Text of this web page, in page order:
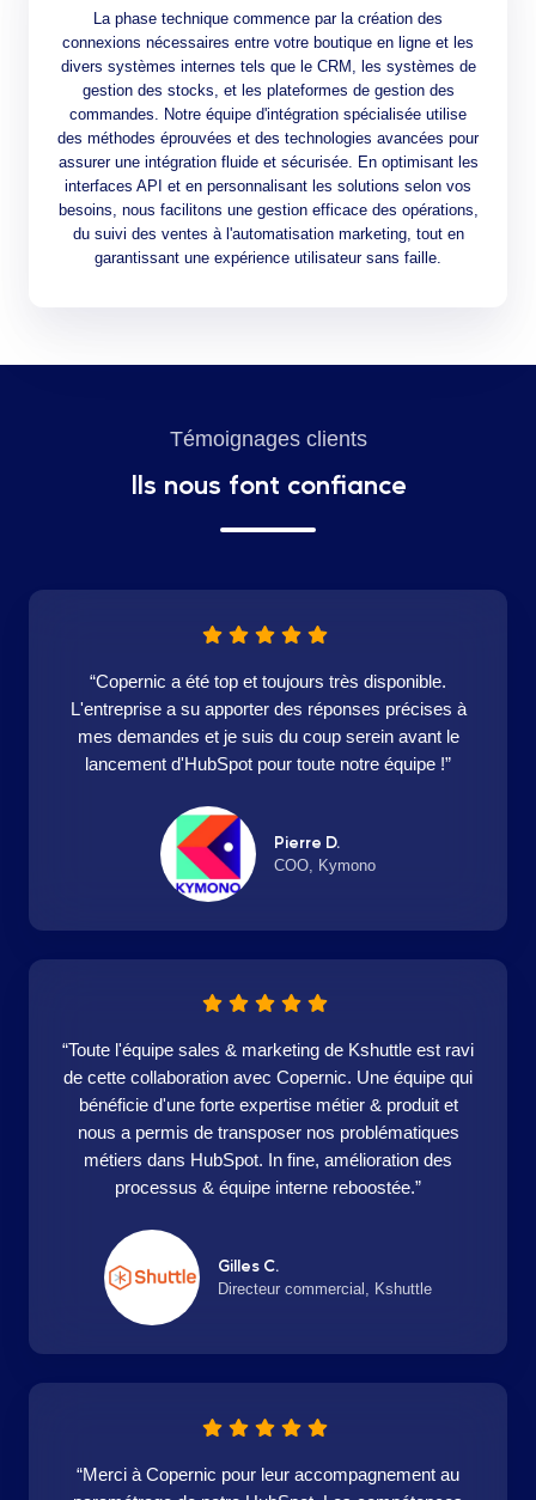
La phase technique commence par la création des
connexions nécessaires entre votre boutique en ligne et les
divers systèmes internes tels que le CRM, les systèmes de
gestion des stocks, et les plateformes de gestion des
commandes. Notre équipe d'intégration spécialisée utilise
des méthodes éprouvées et des technologies avancées pour
assurer une intégration fluide et sécurisée. En optimisant les
interfaces API et en personnalisant les solutions selon vos
besoins, nous facilitons une gestion efficace des opérations,
du suivi des ventes à l'automatisation marketing, tout en
garantissant une expérience utilisateur sans faille.
Témoignages clients
Ils nous font confiance
“Copernic a été top et toujours très disponible.
L'entreprise a su apporter des réponses précises à
mes demandes et je suis du coup serein avant le
lancement d'HubSpot pour toute notre équipe !”
Pierre D.
COO, Kymono
“Toute l'équipe sales & marketing de Kshuttle est ravi
de cette collaboration avec Copernic. Une équipe qui
bénéficie d'une forte expertise métier & produit et
nous a permis de transposer nos problématiques
métiers dans HubSpot. In fine, amélioration des
processus & équipe interne reboostée.”
Gilles C.
Directeur commercial, Kshuttle
“Merci à Copernic pour leur accompagnement au